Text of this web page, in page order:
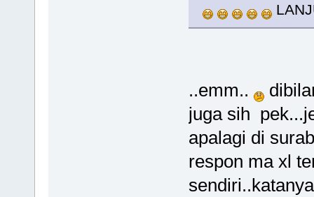
..emm..
juga sih
apalagi di
respon ma xl